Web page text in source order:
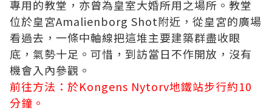
專用的教堂，亦曾為皇室大婚所用之場所。教堂
位於皇宮Amalienborg Shot附近，從皇宮的廣場
看過去，一條中軸線把這堆主要建築群盡收眼
底，氣勢十足。可惜，到訪當日不作開放，沒有
機會入內參觀。
前往方法：於Kongens Nytorv地鐵站步行約10
分鐘。